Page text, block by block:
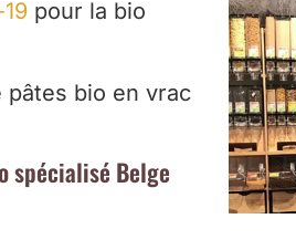
pour la bio
pâtes bio en vrac
spécialisé Belge